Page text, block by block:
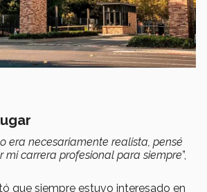
era necesariamente realista, pensé
mi carrera profesional para siempre’’,
que siempre estuvo interesado en